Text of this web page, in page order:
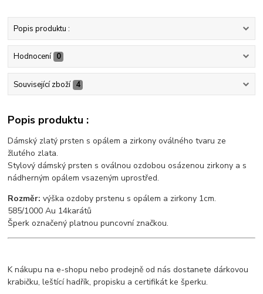
Popis produktu :
Hodnocení 0
Související zboží 4
Popis produktu :
Dámský zlatý prsten s opálem a zirkony oválného tvaru ze
žlutého zlata.
Stylový dámský prsten s oválnou ozdobou osázenou zirkony a s
nádherným opálem vsazeným uprostřed.
Rozměr: výška ozdoby prstenu s opálem a zirkony 1cm.
585/1000 Au 14karátů
Šperk označený platnou puncovní značkou.
K nákupu na e-shopu nebo prodejně od nás dostanete dárkovou
krabičku, leštící hadřík, propisku a certifikát ke šperku.